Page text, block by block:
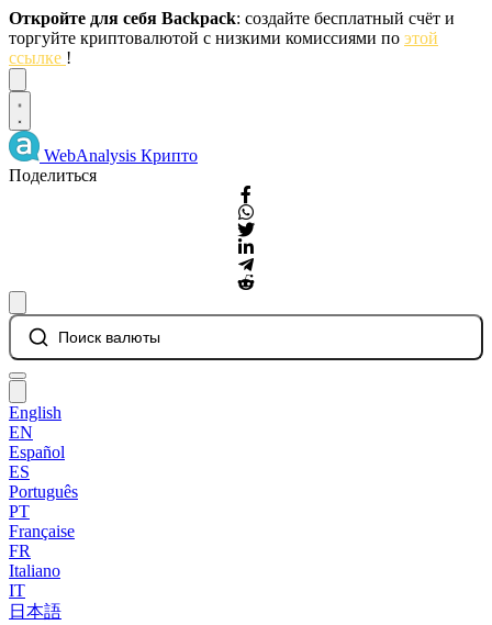
Откройте для себя Backpack: создайте бесплатный счёт и
торгуйте криптовалютой с низкими комиссиями по этой
ссылке !
WebAnalysis Крипто
Поделиться
Поиск валюты
English
EN
Español
ES
Português
PT
Française
FR
Italiano
IT
日本語